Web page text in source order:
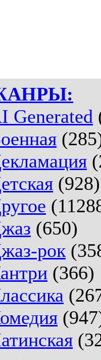
Generated
(928)
(650)
рок
(366)